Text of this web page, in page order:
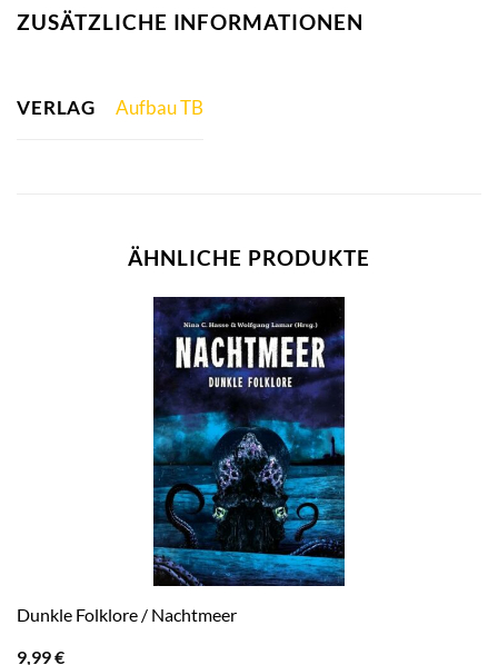
ZUSÄTZLICHE INFORMATIONEN
VERLAG Aufbau TB
ÄHNLICHE PRODUKTE
Dunkle Folklore / Nachtmeer
9,99€